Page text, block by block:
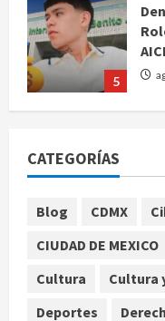
5
CATEGORÍAS
Blog CDMX
CIUDAD DE MEXICO
Cultura
Cultura
Deportes